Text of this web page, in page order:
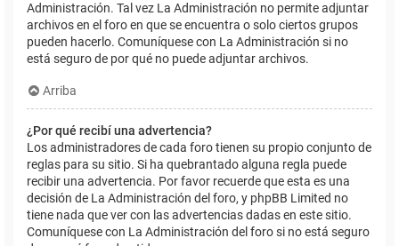
Administración. Tal vez La Administración no permite adjuntar
archivos en el foro en que se encuentra o solo ciertos grupos
pueden hacerlo. Comuníquese con La Administración si no
está seguro de por qué no puede adjuntar archivos.
Arriba
¿Por qué recibí una advertencia?
Los administradores de cada foro tienen su propio conjunto de
reglas para su sitio. Si ha quebrantado alguna regla puede
recibir una advertencia. Por favor recuerde que esta es una
decisión de La Administración del foro, y phpBB Limited no
tiene nada que ver con las advertencias dadas en este sitio.
Comuníquese con La Administración del foro si no está seguro